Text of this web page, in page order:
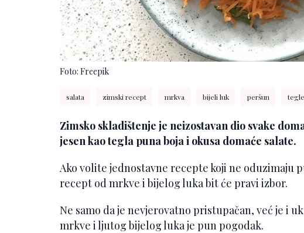
Foto: Freepik
salata zimski recept mrkva bijeli luk peršun tegle
Zimsko skladištenje je neizostavan dio svake
jesen kao tegla puna boja i okusa domaće salate.
Ako volite jednostavne recepte koji ne oduzimaju
recept od mrkve i bijelog luka bit će pravi izbor.
Ne samo da je nevjerovatno pristupačan, već je i
mrkve i ljutog bijelog luka je pun pogodak.